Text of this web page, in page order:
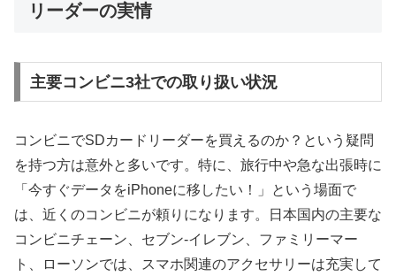
リーダーの実情
主要コンビニ3社での取り扱い状況
コンビニでSDカードリーダーを買えるのか？という疑問
を持つ方は意外と多いです。特に、旅行中や急な出張時に
「今すぐデータをiPhoneに移したい！」という場面で
は、近くのコンビニが頼りになります。日本国内の主要な
コンビニチェーン、セブン-イレブン、ファミリーマー
ト、ローソンでは、スマホ関連のアクセサリーは充実して